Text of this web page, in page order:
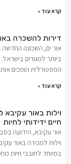
קרא עוד »
דירות להשכרה
אור ים, השכונה
ביותר למגורים
הפסטורלית הופכים
קרא עוד »
וילות באור
חיים ידידותי לחיות
אור עקיבא, הידועה
וילות למכירה באור
במיוחד לחובבי חיות